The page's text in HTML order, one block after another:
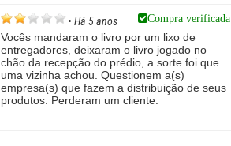
• Há 5 anos Compra verificada
Vocês mandaram o livro por um lixo de
entregadores, deixaram o livro jogado no
chão da recepção do prédio, a sorte foi que
uma vizinha achou. Questionem a(s)
empresa(s) que fazem a distribuição de seus
produtos. Perderam um cliente.